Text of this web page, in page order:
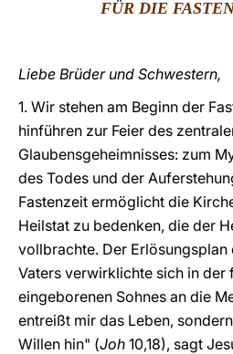
FÜR DIE
Liebe Brüder und Schwestern,
1. Wir stehen am Beginn der
hinführen zur Feier des
Glaubensgeheimnisses: zum
des Todes und der
Fastenzeit ermöglicht die
Heilstat zu bedenken, die der
vollbrachte. Der Erlösungsplan
Vaters verwirklichte sich in der
eingeborenen Sohnes an die
entreißt mir das Leben,
Willen hin" (Joh 10,18), sagt